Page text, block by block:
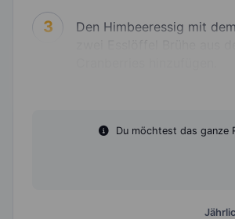
3
Den Himbeeressig mit
Du möchtest das ganze